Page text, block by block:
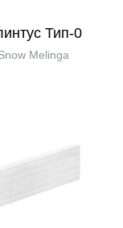
Тип-0
Melinga